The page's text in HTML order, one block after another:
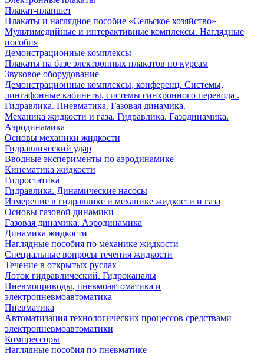
Плакат-планшет
Плакаты и наглядное пособие «Сельское хозяйство»
Мультимедийные и интерактивные комплексы. Наглядные
пособия
Демонстрационные комплексы
Плакаты на базе электронных плакатов по курсам
Звуковое оборудование
Демонстрационные комплексы, конференц. Системы,
лингафонные кабинеты, системы синхронного перевода .
Гидравлика. Пневматика. Газовая динамика.
Механика жидкости и газа. Гидравлика. Газодинамика.
Аэродинамика
Основы механики жидкости
Гидравлический удар
Вводные эксперименты по аэродинамике
Кинематика жидкости
Гидростатика
Гидравлика. Динамические насосы
Измерение в гидравлике и механике жидкости и газа
Основы газовой динамики
Газовая динамика. Аэродинамика
Динамика жидкости
Наглядные пособия по механике жидкости
Специальные вопросы течения жидкости
Течение в открытых руслах
Лоток гидравлический. Гидроканалы
Пневмоприводы, пневмоавтоматика и
электропневмоавтоматика
Пневматика
Автоматизация технологических процессов средствами
электропневмоавтоматики
Компрессоры
Наглядные пособия по пневматике